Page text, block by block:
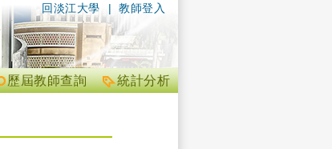
| 教師登入
回淡江大學
統計分析
歷屆教師查詢